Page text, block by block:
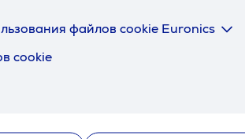
файлов cookie Euronics
cookie
давление, более глубокие басы и
2 м), идеально подходя для пляжа,